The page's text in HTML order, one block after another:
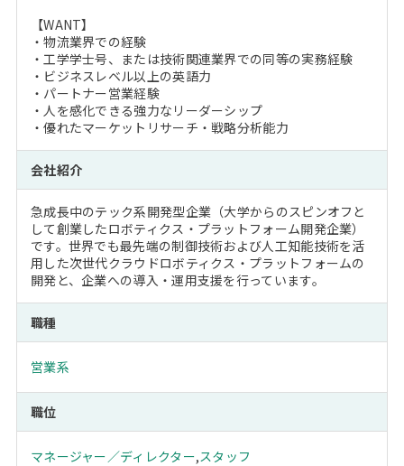
【WANT】
・物流業界での経験
・工学学士号、または技術関連業界での同等の実務経験
・ビジネスレベル以上の英語力
・パートナー営業経験
・人を感化できる強力なリーダーシップ
・優れたマーケットリサーチ・戦略分析能力
会社紹介
急成長中のテック系開発型企業（大学からのスピンオフと
して創業したロボティクス・プラットフォーム開発企業）
です。世界でも最先端の制御技術および人工知能技術を活
用した次世代クラウドロボティクス・プラットフォームの
開発と、企業への導入・運用支援を行っています。
職種
営業系
職位
マネージャー／ディレクター,スタッフ